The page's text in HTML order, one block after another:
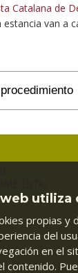
Catalana de
van a
utiliza
propias y
del
en el
contenido.